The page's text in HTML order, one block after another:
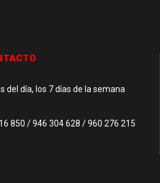
del día, los 7 días de la semana
850 / 946 304 628 / 960 276 215